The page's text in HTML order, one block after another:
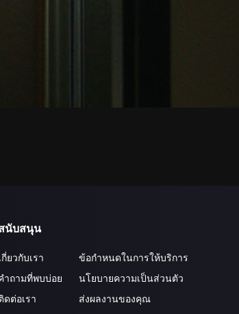
นับสนุน
กี่ยวกับเรา
ำถามที่พบบ่อย
ดต่อเรา
ข้อกำหนดในการให้บริการ
นโยบายความเป็นส่วนตัว
ส่งผลงานของคุณ